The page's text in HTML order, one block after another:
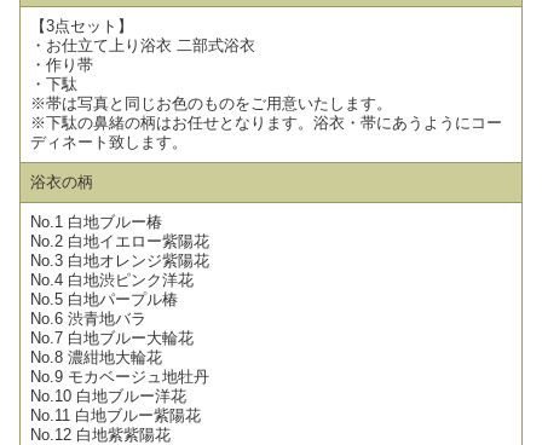
【3点セット】
・お仕立て上り浴衣 二部式浴衣
・作り帯
・下駄
※帯は写真と同じお色のものをご用意いたします。
※下駄の鼻緒の柄はお任せとなります。浴衣・帯にあうようにコー
ディネート致します。
浴衣の柄
No.1 白地ブルー椿
No.2 白地イエロー紫陽花
No.3 白地オレンジ紫陽花
No.4 白地渋ピンク洋花
No.5 白地パープル椿
No.6 渋青地バラ
No.7 白地ブルー大輪花
No.8 濃紺地大輪花
No.9 モカベージュ地牡丹
No.10 白地ブルー洋花
No.11 白地ブルー紫陽花
No.12 白地紫紫陽花